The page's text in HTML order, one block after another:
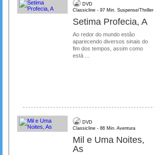
DVD
Classicline - 97 Min. Suspense/Thriller
Setima Profecia, A
Ao redor do mundo estão
aparecendo diversos sinais do
fim dos tempos, assim como
está ...
DVD
Classicline - 86 Min. Aventura
Mil e Uma Noites,
As